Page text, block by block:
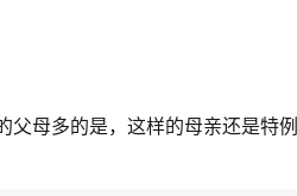
父母多的是，这样的母亲还是特